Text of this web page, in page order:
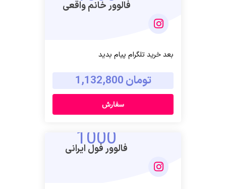
فالوور خانم واقعی
بعد خرید تلگرام پیام بدید
تومان 1,132,800
سفارش
1000
فالوور فول ایرانی